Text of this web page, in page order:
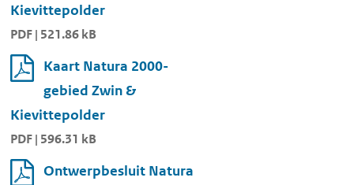
Kievittepolder
PDF | 521.86 kB
Kaart Natura 2000-
gebied Zwin &
Kievittepolder
PDF | 596.31 kB
Ontwerpbesluit Natura